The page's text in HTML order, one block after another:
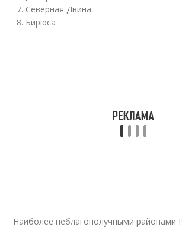
Северная Двина.
Бирюса
Наиболее неблагополучными районами